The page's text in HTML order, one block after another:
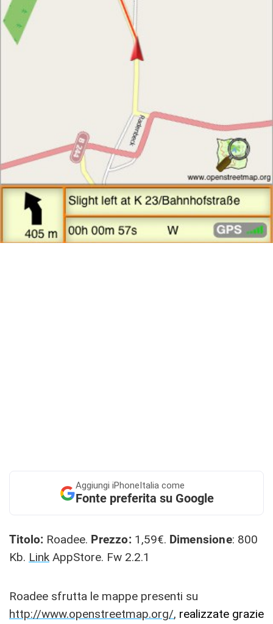
Aggiungi iPhoneItalia come
Fonte preferita su Google
Titolo: Roadee. Prezzo:1,59€. Dimensione: 800
Kb. Link AppStore. Fw 2.2.1
Roadee sfrutta le mappe presenti su
http://www.openstreetmap.org/, realizzate grazie